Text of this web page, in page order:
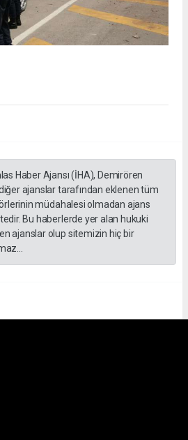
Haber Ajansı (İHA), Demirören
ajanslar tarafından eklenen tüm
müdahalesi olmadan ajans
Bu haberlerde yer alan hukuki
ajanslar olup sitemizin hiç bir